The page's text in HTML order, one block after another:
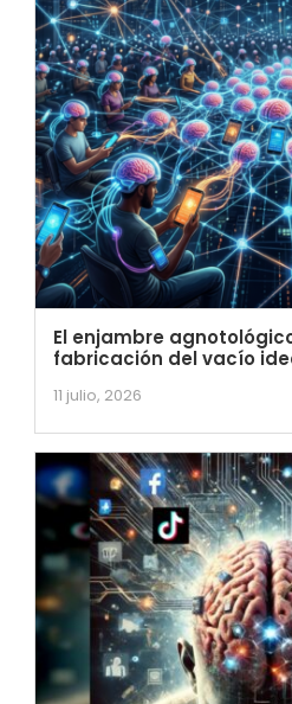
El enjambre
fabricación del vacío
11 julio, 2026